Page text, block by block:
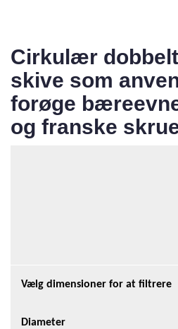
Cirkulær
skive som
forøge
og franske
Vælg dimensioner for at filtrere
Diameter